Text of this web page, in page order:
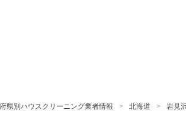
県別ハウスクリーニング業者情報 北海道 岩見